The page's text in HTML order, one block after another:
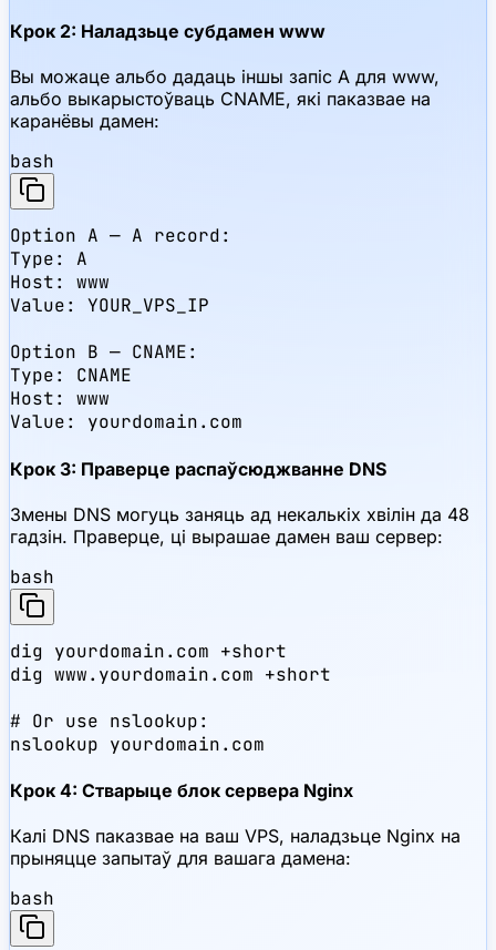
Крок 2: Наладзьце субдамен www
Вы можаце альбо дадаць іншы запіс A для www,
альбо выкарыстоўваць CNAME, які паказвае на
каранёвы дамен:
bash
Option A — A record:
Type: A
Host: www
Value: YOUR_VPS_IP
Option B — CNAME:
Type: CNAME
Host: www
Value: yourdomain.com
Крок 3: Праверце распаўсюджванне DNS
Змены DNS могуць заняць ад некалькіх хвілін да 48
гадзін. Праверце, ці вырашае дамен ваш сервер:
bash
dig yourdomain.com +short
dig www.yourdomain.com +short
# Or use nslookup:
nslookup yourdomain.com
Крок 4: Стварыце блок сервера Nginx
Калі DNS паказвае на ваш VPS, наладзьце Nginx на
прыняцце запытаў для вашага дамена:
bash